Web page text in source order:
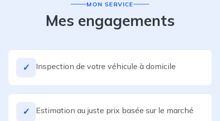
MON SERVICE
Mes engagements
✓ Inspection de votre véhicule à domicile
✓ Estimation au juste prix basée sur le marché